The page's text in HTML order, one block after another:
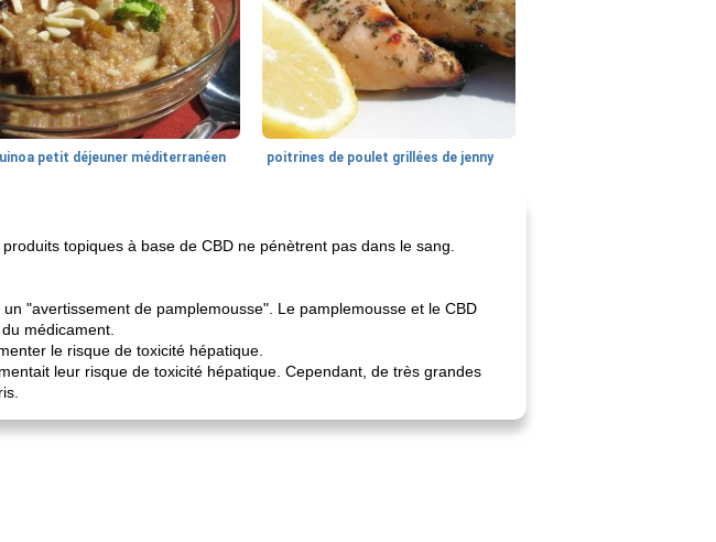
petit déjeuner méditerranéen poitrines de poulet grillées de jenny
topiques à base de CBD ne pénètrent pas dans le sang.
"avertissement de pamplemousse". Le pamplemousse et le CBD
médicament.
le risque de toxicité hépatique.
leur risque de toxicité hépatique. Cependant, de très grandes